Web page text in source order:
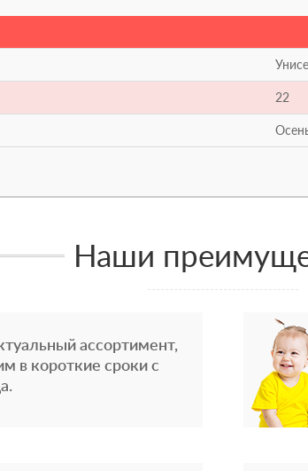
22
Наши
ассортимент,
в короткие сроки с